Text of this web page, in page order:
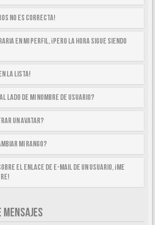
no es correcta!
en mi perfil, ¡pero la hora sigue siendo
en la lista!
lado de mi nombre de usuario?
un avatar?
mi rango?
el enlace de e-mail de un usuario, ¡me